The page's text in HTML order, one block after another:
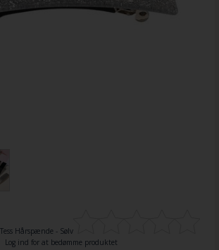
Hårspænde - Sølv
Log ind for at bedømme produktet